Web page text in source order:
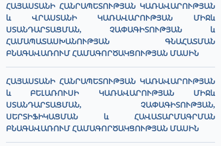
ՀԱՅԱՍՏԱՆԻ ՀԱՆՐԱՊԵՏՈՒԹՅԱՆ ԿԱՌԱՎԱՐՈՒԹՅԱՆ
և ՎՐԱՍՏԱՆԻ ԿԱՌԱՎԱՐՈՒԹՅԱՆ ՄԻՋև
ՍՏԱՆԴԱՐՏԱՑՄԱՆ, ՉԱՓԱԳԻՏՈՒԹՅԱՆ և
ՀԱՄԱՊԱՏԱՍԽԱՆՈՒԹՅԱՆ ԳՆԱՀԱՏՄԱՆ
ԲՆԱԳԱՎԱՌՈՒՄ ՀԱՄԱԳՈՐԾԱԿՑՈՒԹՅԱՆ ՄԱՍԻՆ
ՀԱՅԱՍՏԱՆԻ ՀԱՆՐԱՊԵՏՈՒԹՅԱՆ ԿԱՌԱՎԱՐՈՒԹՅԱՆ
և ԲԵԼԱՌՈՒՍԻ ԿԱՌԱՎԱՐՈՒԹՅԱՆ ՄԻՋև
ՍՏԱՆԴԱՐՏԱՑՄԱՆ, ՉԱՓԱԳԻՏՈՒԹՅԱՆ,
ՍԵՐՏԻՖԻԿԱՑՄԱՆ և ՀԱՎԱՏԱՐՄԱԳՐՄԱՆ
ԲՆԱԳԱՎԱՌՈՒՄ ՀԱՄԱԳՈՐԾԱԿՑՈՒԹՅԱՆ ՄԱՍԻՆ